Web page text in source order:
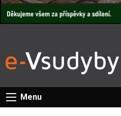
Menu